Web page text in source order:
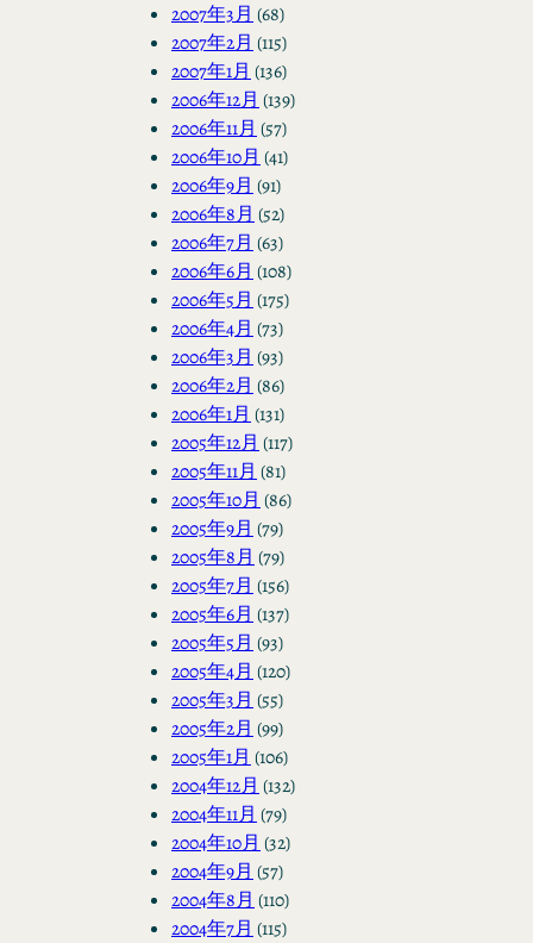
2007年3月 (68)
2007年2月 (115)
2007年1月 (136)
2006年12月 (139)
2006年11月 (57)
2006年10月 (41)
2006年9月 (91)
2006年8月 (52)
2006年7月 (63)
2006年6月 (108)
2006年5月 (175)
2006年4月 (73)
2006年3月 (93)
2006年2月 (86)
2006年1月 (131)
2005年12月 (117)
2005年11月 (81)
2005年10月 (86)
2005年9月 (79)
2005年8月 (79)
2005年7月 (156)
2005年6月 (137)
2005年5月 (93)
2005年4月 (120)
2005年3月 (55)
2005年2月 (99)
2005年1月 (106)
2004年12月 (132)
2004年11月 (79)
2004年10月 (32)
2004年9月 (57)
2004年8月 (110)
2004年7月 (115)